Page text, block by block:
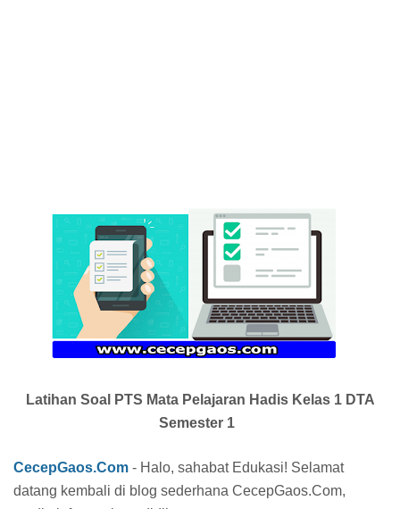
Latihan Soal PTS Mata Pelajaran Hadis Kelas 1 DTA
Semester 1
CecepGaos.Com - Halo, sahabat Edukasi! Selamat
datang kembali di blog sederhana CecepGaos.Com,